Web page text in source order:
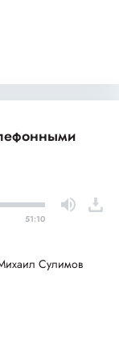
51:10
Сулимов